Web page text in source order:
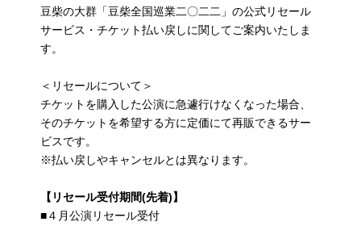
豆柴の大群「豆柴全国巡業二〇二二」の公式リセール
サービス・チケット払い戻しに関してご案内いたしま
す。
＜リセールについて＞
チケットを購入した公演に急遽行けなくなった場合、
そのチケットを希望する方に定価にて再販できるサー
ビスです。
※払い戻しやキャンセルとは異なります。
【リセール受付期間(先着)】
■４月公演リセール受付